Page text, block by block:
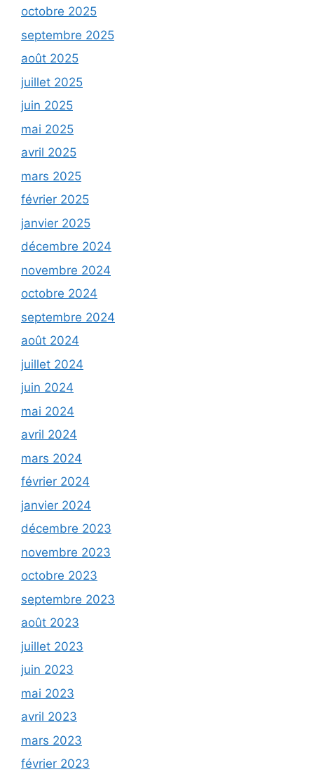
octobre 2025
septembre 2025
août 2025
juillet 2025
juin 2025
mai 2025
avril 2025
mars 2025
février 2025
janvier 2025
décembre 2024
novembre 2024
octobre 2024
septembre 2024
août 2024
juillet 2024
juin 2024
mai 2024
avril 2024
mars 2024
février 2024
janvier 2024
décembre 2023
novembre 2023
octobre 2023
septembre 2023
août 2023
juillet 2023
juin 2023
mai 2023
avril 2023
mars 2023
février 2023